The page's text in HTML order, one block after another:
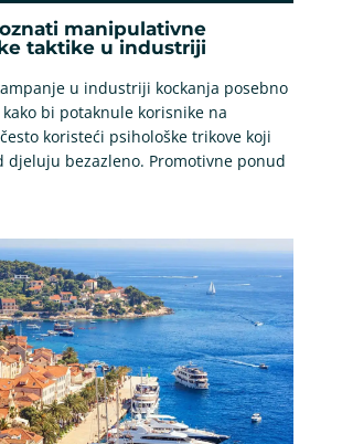
manipulativne
taktike u industriji
u industriji kockanja posebno
bi potaknule korisnike na
koristeći psihološke trikove koji
djeluju bezazleno. Promotivne ponud